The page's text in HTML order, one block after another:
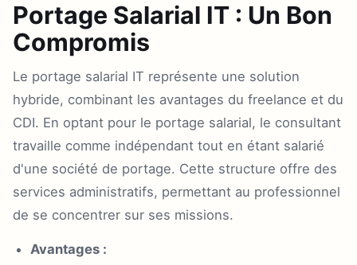
Portage Salarial IT : Un Bon
Compromis
Le portage salarial IT représente une solution
hybride, combinant les avantages du freelance et du
CDI. En optant pour le portage salarial, le consultant
travaille comme indépendant tout en étant salarié
d'une société de portage. Cette structure offre des
services administratifs, permettant au professionnel
de se concentrer sur ses missions.
Avantages :